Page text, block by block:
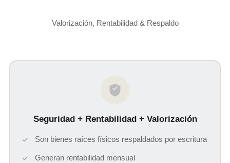
Valorización, Rentabilidad & Respaldo
Seguridad + Rentabilidad + Valorización
Son bienes raíces físicos respaldados por escritura
Generan rentabilidad mensual